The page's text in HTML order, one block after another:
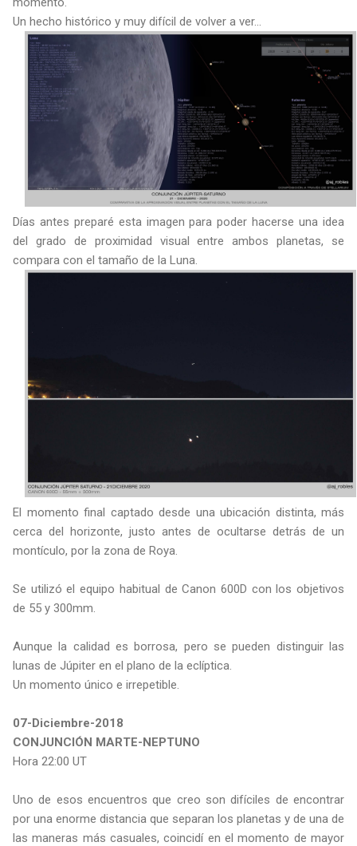
Un hecho histórico y muy difícil de volver a ver...
Días antes preparé esta imagen para poder hacerse una idea
del grado de proximidad visual entre ambos planetas, se
compara con el tamaño de la Luna.
El momento final captado desde una ubicación distinta, más
cerca del horizonte, justo antes de ocultarse detrás de un
montículo, por la zona de Roya.
Se utilizó el equipo habitual de Canon 600D con los objetivos
de 55 y 300mm.
Aunque la calidad es borrosa, pero se pueden distinguir las
lunas de Júpiter en el plano de la eclíptica.
Un momento único e irrepetible.
07-Diciembre-2018
CONJUNCIÓN MARTE-NEPTUNO
Hora 22:00 UT
Uno de esos encuentros que creo son difíciles de encontrar
por una enorme distancia que separan los planetas y de una de
las maneras más casuales, coincidí en el momento de mayor